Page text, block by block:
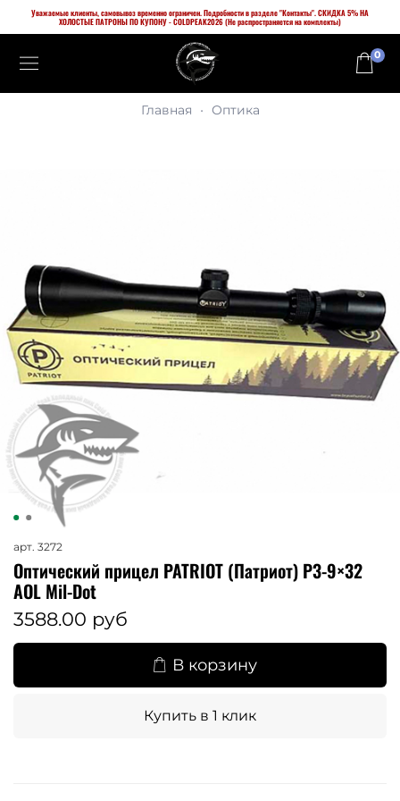
Уважаемые клиенты, самовывоз временно ограничен. Подробности в разделе "Контакты". СКИДКА 5% НА
ХОЛОСТЫЕ ПАТРОНЫ ПО КУПОНУ - COLDPEAK2026 (Не распространяется на комплекты)
0
Главная Оптика
арт. 3272
Оптический прицел PATRIOT (Патриот) P3-9×32
AOL Mil-Dot
3588.00 руб
В корзину
Купить в 1 клик